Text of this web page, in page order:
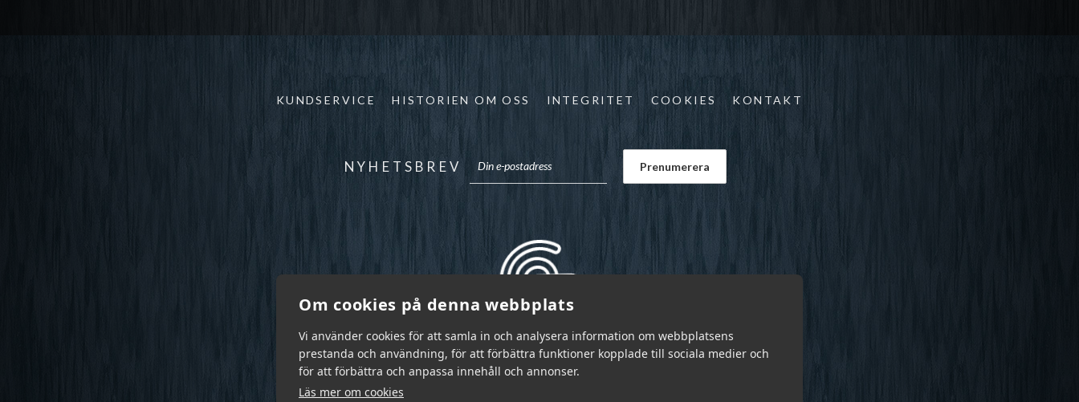
Om cookies på denna webbplats
Vi använder cookies för att samla in och analysera information om webbplatsens
prestanda och användning, för att förbättra funktioner kopplade till sociala medier och
för att förbättra och anpassa innehåll och annonser.
Läs mer om cookies
KUNDSERVICE HISTORIEN OM OSS INTEGRITET COOKIES KONTAKT
NYHETSBREV